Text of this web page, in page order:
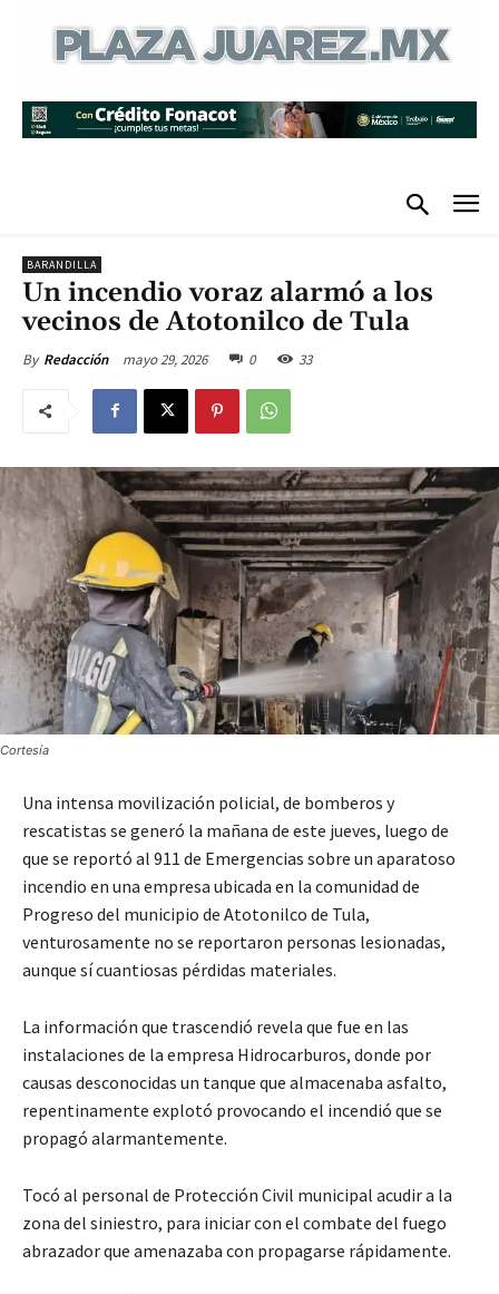
BARANDILLA
Un incendio voraz alarmó a los
vecinos de Atotonilco de Tula
By Redacción mayo 29, 2026 0 33
Cortesía
Una intensa movilización policial, de bomberos y
rescatistas se generó la mañana de este jueves, luego de
que se reportó al 911 de Emergencias sobre un aparatoso
incendio en una empresa ubicada en la comunidad de
Progreso del municipio de Atotonilco de Tula,
venturosamente no se reportaron personas lesionadas,
aunque sí cuantiosas pérdidas materiales.
La información que trascendió revela que fue en las
instalaciones de la empresa Hidrocarburos, donde por
causas desconocidas un tanque que almacenaba asfalto,
repentinamente explotó provocando el incendió que se
propagó alarmantemente.
Tocó al personal de Protección Civil municipal acudir a la
zona del siniestro, para iniciar con el combate del fuego
abrazador que amenazaba con propagarse rápidamente.